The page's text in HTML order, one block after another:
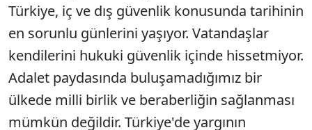
Türkiye, iç ve dış güvenlik konusunda tarihinin
en sorunlu günlerini yaşıyor. Vatandaşlar
kendilerini hukuki güvenlik içinde hissetmiyor.
Adalet paydasında buluşamadığımız bir
ülkede milli birlik ve beraberliğin sağlanması
mümkün değildir. Türkiye'de yargının